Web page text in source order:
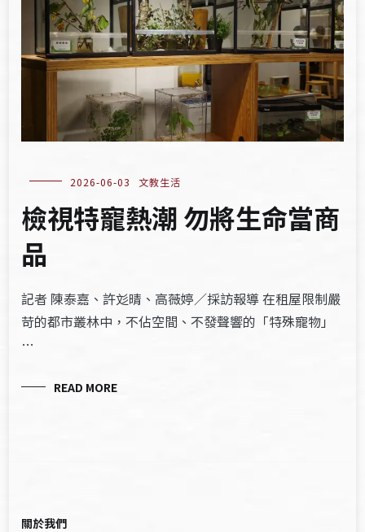
2026-06-03 文教生活
檢視特寵熱潮 勿將生命當商
品
記者 陳泰嘉、許彣晴、高薇婷／採訪報導 在租屋限制嚴
苛的都市叢林中，不佔空間、不發聲響的「特殊寵物」
…
READ MORE
關於我們